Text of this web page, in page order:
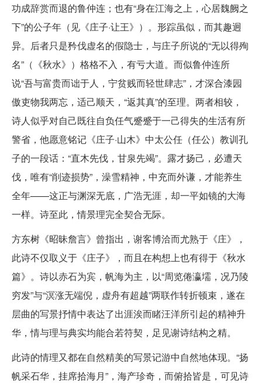
功成辞赏而退的鲁仲连；也有“身在江海之上，心居魏阙之
下”的公子年（见《庄子·让王》）。形踪虽似，而其趣迥
异。后者只是矜伐虚名的假隐士，与庄子所说的“无以得殉
名”（《秋水》）格格不入，有亏大道。而似鲁仲连所
说“吾与富贵而诎于人，宁贫贱而轻世肆志”，才深合漆园
傲吏物我两忘，适己顺天，“返其真”的至理。两者相较，
诗人似乎对自己既往自负任气蹙蹙于一己得失的生活有所
警省，他愿意铭记《庄子·山木》中太公任（任公）教训孔
子的一段话：“直木先伐，甘泉先竭”。露才扬己，必遭天
伐，唯有“削迹损势”，澡雪精神，中充而外谦，才能养生
全年——这正与渊深无底，广浩无涯，却一平如镜的大海
一样。诗至此，情景理完全契合无际。
方东树《昭昧詹言》曾指出，谢客博洽而尤熟于《庄》，
此诗不仅取义于《庄子》，而且在构想上也有得于《秋水
篇》。诗以赤石为宾，帆海为主，以“周览倦瀛壖，况乃陵
穷发”与“溟涨无端倪，虚舟有超越”两联作转折顿束，遂在
层曲的写景抒情中表达了出涯涘而睹汪洋所引起的精神升
华，情与理与典实均能合若符契，足见谢诗结构之精。
此诗的情理又都在自然精美的写景记游中自然地体现。“扬
帆采石华，挂席拾海月”，海产珍奇，而俯拾皆是，可见诗